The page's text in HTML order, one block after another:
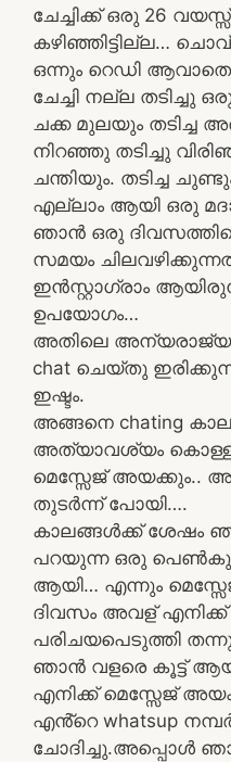
ചേച്ചിക്ക് ഒരു 26
കഴിഞ്ഞിട്ടില്ല…
ഒന്നും റെഡി
ചേച്ചി നല്ല
ചക്ക മുലയും തടിച്ച
നിറഞ്ഞു തടിച്ചു
ചന്തിയും. തടിച്ച
എല്ലാം ആയി ഒരു
ഞാൻ ഒരു
സമയം
ഇൻസ്റ്റാഗ്രാം
ഉപയോഗം…
അതിലെ
chat ചെയ്തു
ഇഷ്ടം.
അങ്ങനെ chating
അത്യാവശ്യം
മെസ്സേജ് അയക്കും..
തുടർന്ന് പോയി….
കാലങ്ങൾക്ക് ശേഷം
പറയുന്ന ഒരു
ആയി… എന്നും
ദിവസം അവള്
പരിചയപെടുത്തി
ഞാൻ വളരെ കൂട്ട്
എനിക്ക് മെസ്സേജ്
എൻ്റെ whatsup
ചോദിച്ചു.അപ്പൊൾ